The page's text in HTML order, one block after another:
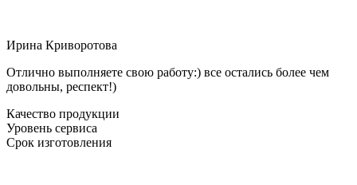
Ирина Криворотова
Отлично выполняете свою работу:) все остались более чем
довольны, респект!)
Качество продукции
Уровень сервиса
Срок изготовления